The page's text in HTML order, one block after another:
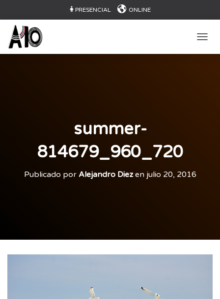
PRESENCIAL ONLINE
summer-
814679_960_720
Publicado por Alejandro Diezen julio 20, 2016